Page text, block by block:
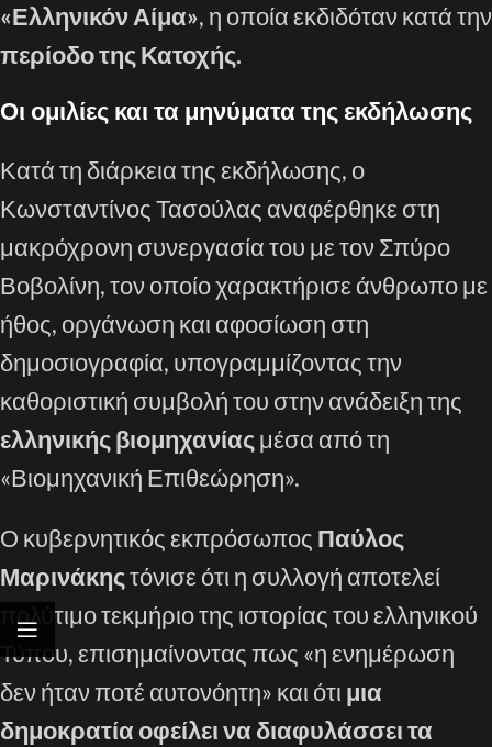
«Ελληνικόν Αίμα», η οποία εκδιδόταν κατά την
περίοδο της Κατοχής.
Οι ομιλίες και τα μηνύματα της εκδήλωσης
Κατά τη διάρκεια της εκδήλωσης, ο
Κωνσταντίνος Τασούλας αναφέρθηκε στη
μακρόχρονη συνεργασία του με τον Σπύρο
Βοβολίνη, τον οποίο χαρακτήρισε άνθρωπο με
ήθος, οργάνωση και αφοσίωση στη
δημοσιογραφία, υπογραμμίζοντας την
καθοριστική συμβολή του στην ανάδειξη της
ελληνικής βιομηχανίαςμέσα από τη
«Βιομηχανική Επιθεώρηση».
Ο κυβερνητικός εκπρόσωπος Παύλος
Μαρινάκηςτόνισε ότι η συλλογή αποτελεί
πολύτιμο τεκμήριο της ιστορίας του ελληνικού
Τύπου, επισημαίνοντας πως «η ενημέρωση
δεν ήταν ποτέ αυτονόητη» και ότι μια
δημοκρατία οφείλει να διαφυλάσσει τα